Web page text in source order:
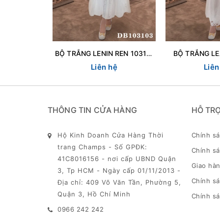
BỘ TRẮNG LENIN REN 103103
Liên hệ
BỘ TRẮNG
THÔNG TIN CỬA HÀNG
Hộ Kinh Doanh Cửa Hàng Thời
trang Champs - Số GPĐK:
41C8016156 - nơi cấp UBND Quận
3, Tp HCM - Ngày cấp 01/11/2013 -
Địa chỉ: 409 Võ Văn Tần, Phường 5,
Quận 3, Hồ Chí Minh
0966 242 242
HỖ
Chính
Chính
Giao
Chính
Chính